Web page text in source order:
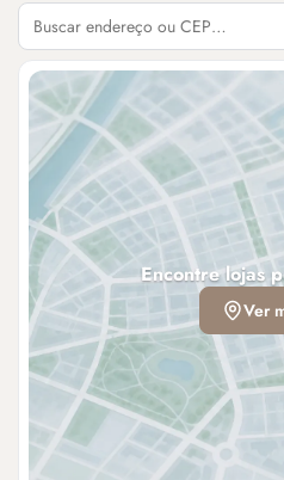
Encontre lojas
Ver